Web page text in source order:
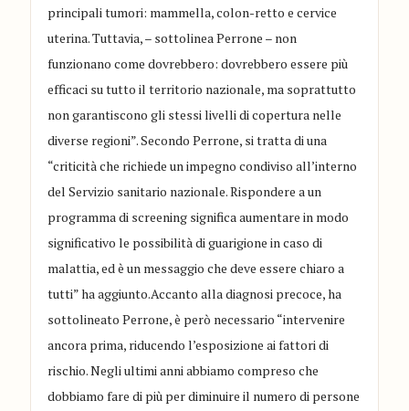
principali tumori: mammella, colon-retto e cervice
uterina. Tuttavia, – sottolinea Perrone – non
funzionano come dovrebbero: dovrebbero essere più
efficaci su tutto il territorio nazionale, ma soprattutto
non garantiscono gli stessi livelli di copertura nelle
diverse regioni”. Secondo Perrone, si tratta di una
“criticità che richiede un impegno condiviso all’interno
del Servizio sanitario nazionale. Rispondere a un
programma di screening significa aumentare in modo
significativo le possibilità di guarigione in caso di
malattia, ed è un messaggio che deve essere chiaro a
tutti” ha aggiunto.Accanto alla diagnosi precoce, ha
sottolineato Perrone, è però necessario “intervenire
ancora prima, riducendo l’esposizione ai fattori di
rischio. Negli ultimi anni abbiamo compreso che
dobbiamo fare di più per diminuire il numero di persone